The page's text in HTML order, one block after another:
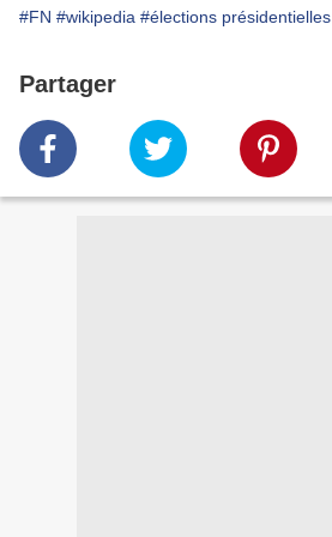
#FN #wikipedia #élections présidentielles
Partager